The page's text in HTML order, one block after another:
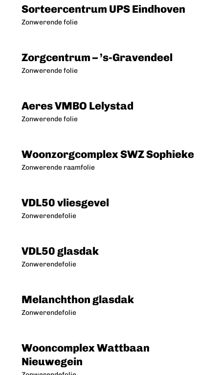
Sorteercentrum UPS Eindhoven
Zonwerende folie
Zorgcentrum – ’s-Gravendeel
Zonwerende folie
Aeres VMBO Lelystad
Zonwerende folie
Woonzorgcomplex SWZ Sophieke
Zonwerende raamfolie
VDL50 vliesgevel
Zonwerendefolie
VDL50 glasdak
Zonwerendefolie
Melanchthon glasdak
Zonwerendefolie
Wooncomplex Wattbaan
Nieuwegein